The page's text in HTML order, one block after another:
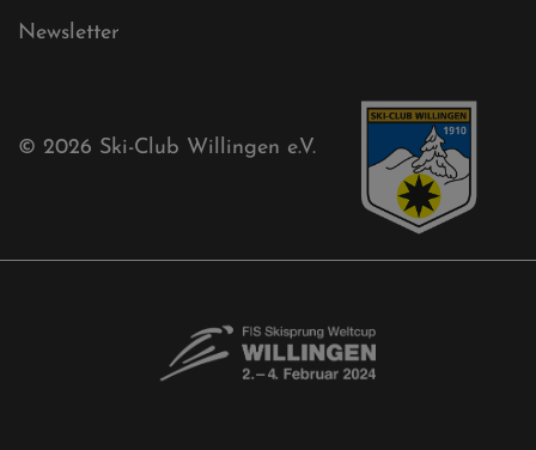
Sponsoren
Free-Willis gesucht!
Ski-Club Willingen e.V.